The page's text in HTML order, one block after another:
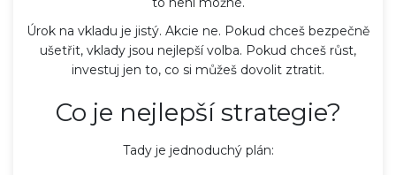
Úrok na vkladu je jistý. Akcie ne. Pokud chceš bezpečně
ušetřit, vklady jsou nejlepší volba. Pokud chceš růst,
investuj jen to, co si můžeš dovolit ztratit.
Co je nejlepší strategie?
Tady je jednoduchý plán: